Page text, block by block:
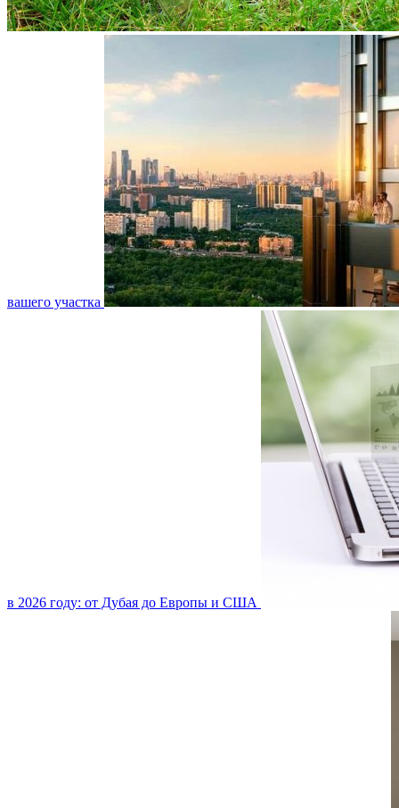
вашего участка
в 2026 году: от Дубая до Европы и США